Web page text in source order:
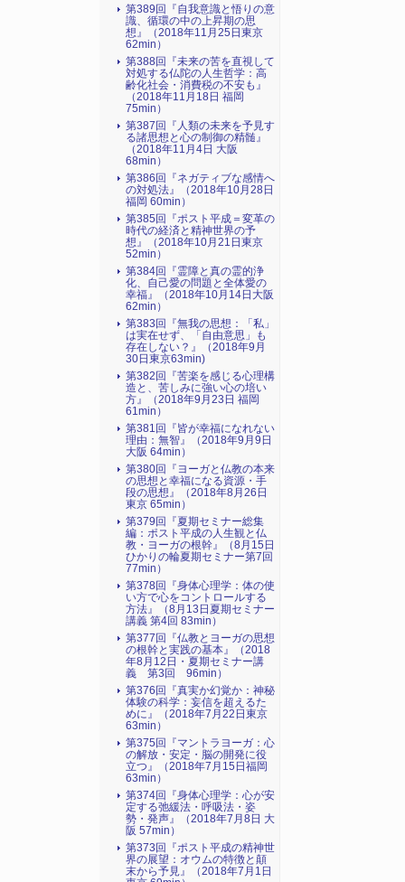
第389回『自我意識と悟りの意
識、循環の中の上昇期の思
想』（2018年11月25日東京
62min）
第388回『未来の苦を直視して
対処する仏陀の人生哲学：高
齢化社会・消費税の不安も』
（2018年11月18日 福岡
75min）
第387回『人類の未来を予見す
る諸思想と心の制御の精髄』
（2018年11月4日 大阪
68min）
第386回『ネガティブな感情へ
の対処法』（2018年10月28日
福岡 60min）
第385回『ポスト平成＝変革の
時代の経済と精神世界の予
想』（2018年10月21日東京
52min）
第384回『霊障と真の霊的浄
化、自己愛の問題と全体愛の
幸福』（2018年10月14日大阪
62min）
第383回『無我の思想：「私」
は実在せず、「自由意思」も
存在しない？』（2018年9月
30日東京63min)
第382回『苦楽を感じる心理構
造と、苦しみに強い心の培い
方』（2018年9月23日 福岡
61min）
第381回『皆が幸福になれない
理由：無智』（2018年9月9日
大阪 64min）
第380回『ヨーガと仏教の本来
の思想と幸福になる資源・手
段の思想』（2018年8月26日
東京 65min）
第379回『夏期セミナー総集
編：ポスト平成の人生観と仏
教・ヨーガの根幹』（8月15日
ひかりの輪夏期セミナー第7回
77min）
第378回『身体心理学：体の使
い方で心をコントロールする
方法』（8月13日夏期セミナー
講義 第4回 83min）
第377回『仏教とヨーガの思想
の根幹と実践の基本』（2018
年8月12日・夏期セミナー講
義 第3回 96min）
第376回『真実か幻覚か：神秘
体験の科学：妄信を超えるた
めに』（2018年7月22日東京
63min）
第375回『マントラヨーガ：心
の解放・安定・脳の開発に役
立つ』（2018年7月15日福岡
63min）
第374回『身体心理学：心が安
定する弛緩法・呼吸法・姿
勢・発声』（2018年7月8日 大
阪 57min）
第373回『ポスト平成の精神世
界の展望：オウムの特徴と顛
末から予見』（2018年7月1日